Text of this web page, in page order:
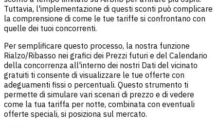
Tuttavia, l'implementazione di questi sconti può complicare
la comprensione di come le tue tariffe si confrontano con
quelle dei tuoi concorrenti.
Per semplificare questo processo, la nostra funzione
Rialzo/Ribasso nei grafici dei Prezzi futuri e del Calendario
della concorrenza all'interno dei nostri Dati del vicinato
gratuiti ti consente di visualizzare le tue offerte con
adeguamenti fissi o percentuali. Questo strumento ti
permette di simulare vari scenari di prezzo e di vedere
come la tua tariffa per notte, combinata con eventuali
offerte speciali, si posiziona sul mercato.